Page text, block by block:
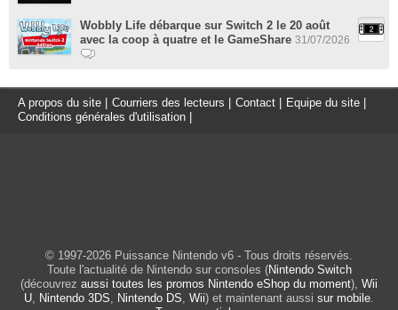
Wobbly Life débarque sur Switch 2 le 20 août
avec la coop à quatre et le GameShare 31/07/2026
A propos du site Courriers des lecteurs Contact Equipe du site
Conditions générales d'utilisation
© 1997-2026 Puissance Nintendo v6 - Tous droits réservés.
Toute l'actualité de Nintendo sur consoles (Nintendo Switch
(découvrez aussi toutes les promos Nintendo eShop du moment), Wii
U
Nintendo 3DS Nintendo DS Wii) et maintenant aussi sur mobile